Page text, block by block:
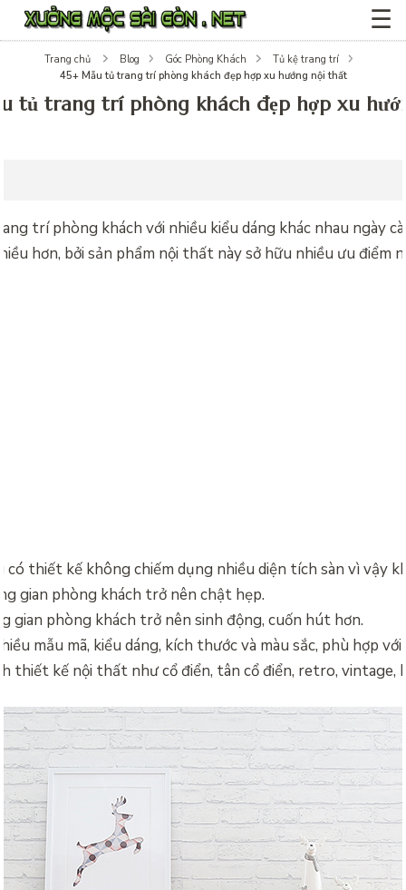
☰
Trang chủ Blog Góc Phòng Khách
Tủ kệ trang trí
45+ Mẫu tủ trang trí phòng khách đẹp hợp xu hướng nội thất
tủ trang trí phòng khách đẹp hợp xu
trí phòng khách với nhiều kiểu dáng khác nhau ngày
hơn, bởi sản phẩm nội thất này sở hữu nhiều ưu điểm
có thiết kế không chiếm dụng nhiều diện tích sàn vì vậy
gian phòng khách trở nên chật hẹp.
gian phòng khách trở nên sinh động, cuốn hút hơn.
mẫu mã, kiểu dáng, kích thước và màu sắc, phù hợp
thiết kế nội thất như cổ điển, tân cổ điển, retro, vintage,